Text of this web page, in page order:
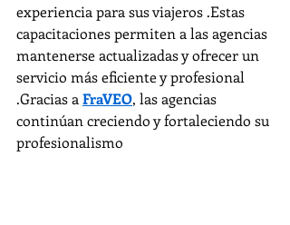
experiencia para sus viajeros .Estas
capacitaciones permiten a las agencias
mantenerse actualizadas y ofrecer un
servicio más eficiente y profesional
.Gracias a FraVEO, las agencias
continúan creciendo y fortaleciendo su
profesionalismo